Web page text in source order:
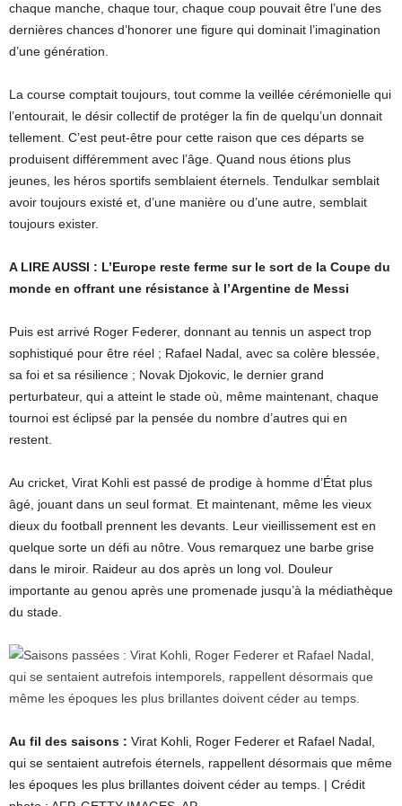
chaque manche, chaque tour, chaque coup pouvait être l’une des
dernières chances d’honorer une figure qui dominait l’imagination
d’une génération.
La course comptait toujours, tout comme la veillée cérémonielle qui
l’entourait, le désir collectif de protéger la fin de quelqu’un donnait
tellement. C’est peut-être pour cette raison que ces départs se
produisent différemment avec l’âge. Quand nous étions plus
jeunes, les héros sportifs semblaient éternels. Tendulkar semblait
avoir toujours existé et, d’une manière ou d’une autre, semblait
toujours exister.
A LIRE AUSSI : L’Europe reste ferme sur le sort de la Coupe du
monde en offrant une résistance à l’Argentine de Messi
Puis est arrivé Roger Federer, donnant au tennis un aspect trop
sophistiqué pour être réel ; Rafael Nadal, avec sa colère blessée,
sa foi et sa résilience ; Novak Djokovic, le dernier grand
perturbateur, qui a atteint le stade où, même maintenant, chaque
tournoi est éclipsé par la pensée du nombre d’autres qui en
restent.
Au cricket, Virat Kohli est passé de prodige à homme d’État plus
âgé, jouant dans un seul format. Et maintenant, même les vieux
dieux du football prennent les devants. Leur vieillissement est en
quelque sorte un défi au nôtre. Vous remarquez une barbe grise
dans le miroir. Raideur au dos après un long vol. Douleur
importante au genou après une promenade jusqu’à la médiathèque
du stade.
Au fil des saisons : Virat Kohli, Roger Federer et Rafael Nadal,
qui se sentaient autrefois éternels, rappellent désormais que même
les époques les plus brillantes doivent céder au temps. | Crédit